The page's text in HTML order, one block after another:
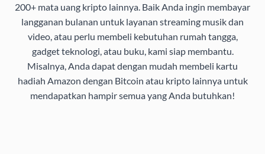
200+ mata uang kripto lainnya. Baik Anda ingin membayar
langganan bulanan untuk layanan streaming musik dan
video, atau perlu membeli kebutuhan rumah tangga,
gadget teknologi, atau buku, kami siap membantu.
Misalnya, Anda dapat dengan mudah membeli kartu
hadiah Amazon dengan Bitcoin atau kripto lainnya untuk
mendapatkan hampir semua yang Anda butuhkan!